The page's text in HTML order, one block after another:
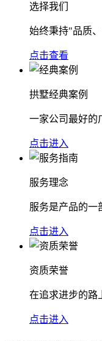
选择我们
始终秉持"品质
点击查看
拱墅经典案例
一家公司最好的
点击进入
服务理念
服务是产品的一
点击进入
资质荣誉
在追求进步的路
点击进入